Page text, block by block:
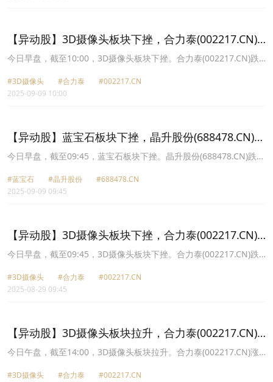
【异动股】3D摄像头板块下挫，合力泰(002217.CN)
跌3.68%
今日早盘，截至10:00，3D摄像头板块下挫。合力泰(002217.CN)跌
电(002273.CN)跌1.78%报26.0元，联创电子(002036.CN)跌1.65%报
11.35元，豪威集团(603501.CN)跌1.57%报133.8元，晶方科技
#3D摄像头 #合力泰
#002217.CN
2025-09-09 10:00
【异动股】蓝宝石板块下挫，晶升股份(688478.CN)跌
7.94%
今日早盘，截至09:45，蓝宝石板块下挫。晶升股份(688478.CN)跌
电子(603595.CN)跌4.33%报24.97元，天通股份(600330.CN)跌
2.84%报11.27元，露笑科技(002617.CN)跌2.47%报9.49元，晶盛机
#蓝宝石 #晶升股份
#688478.CN
2025-09-09 09:45
【异动股】3D摄像头板块下挫，合力泰(002217.CN)
跌9.74%
今日早盘，截至09:45，3D摄像头板块下挫。合力泰(002217.CN)跌
团(603501.CN)跌2.71%报139.02元，联创电子(002036.CN)跌2.62%
报11.52元，欧菲光(002456.CN)跌2.44%报13.17元，奥比中光
#3D摄像头 #合力泰
#002217.CN
2025-08-29 09:45
【异动股】3D摄像头板块拉升，合力泰(002217.CN)
涨10.06%
今日午盘，截至14:00，3D摄像头板块拉升。合力泰(002217.CN)涨
密(002475.CN)涨8.06%报46.41元，欧菲光(002456.CN)涨7.50%报
#3D摄像头 #合力泰
#002217.CN